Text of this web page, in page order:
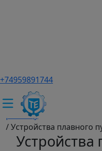
+74959891744
ТЕХЭКСПЕРТ российский
преобразователи,
/Промышленное
розницу
/Устройства плавного
Устройства